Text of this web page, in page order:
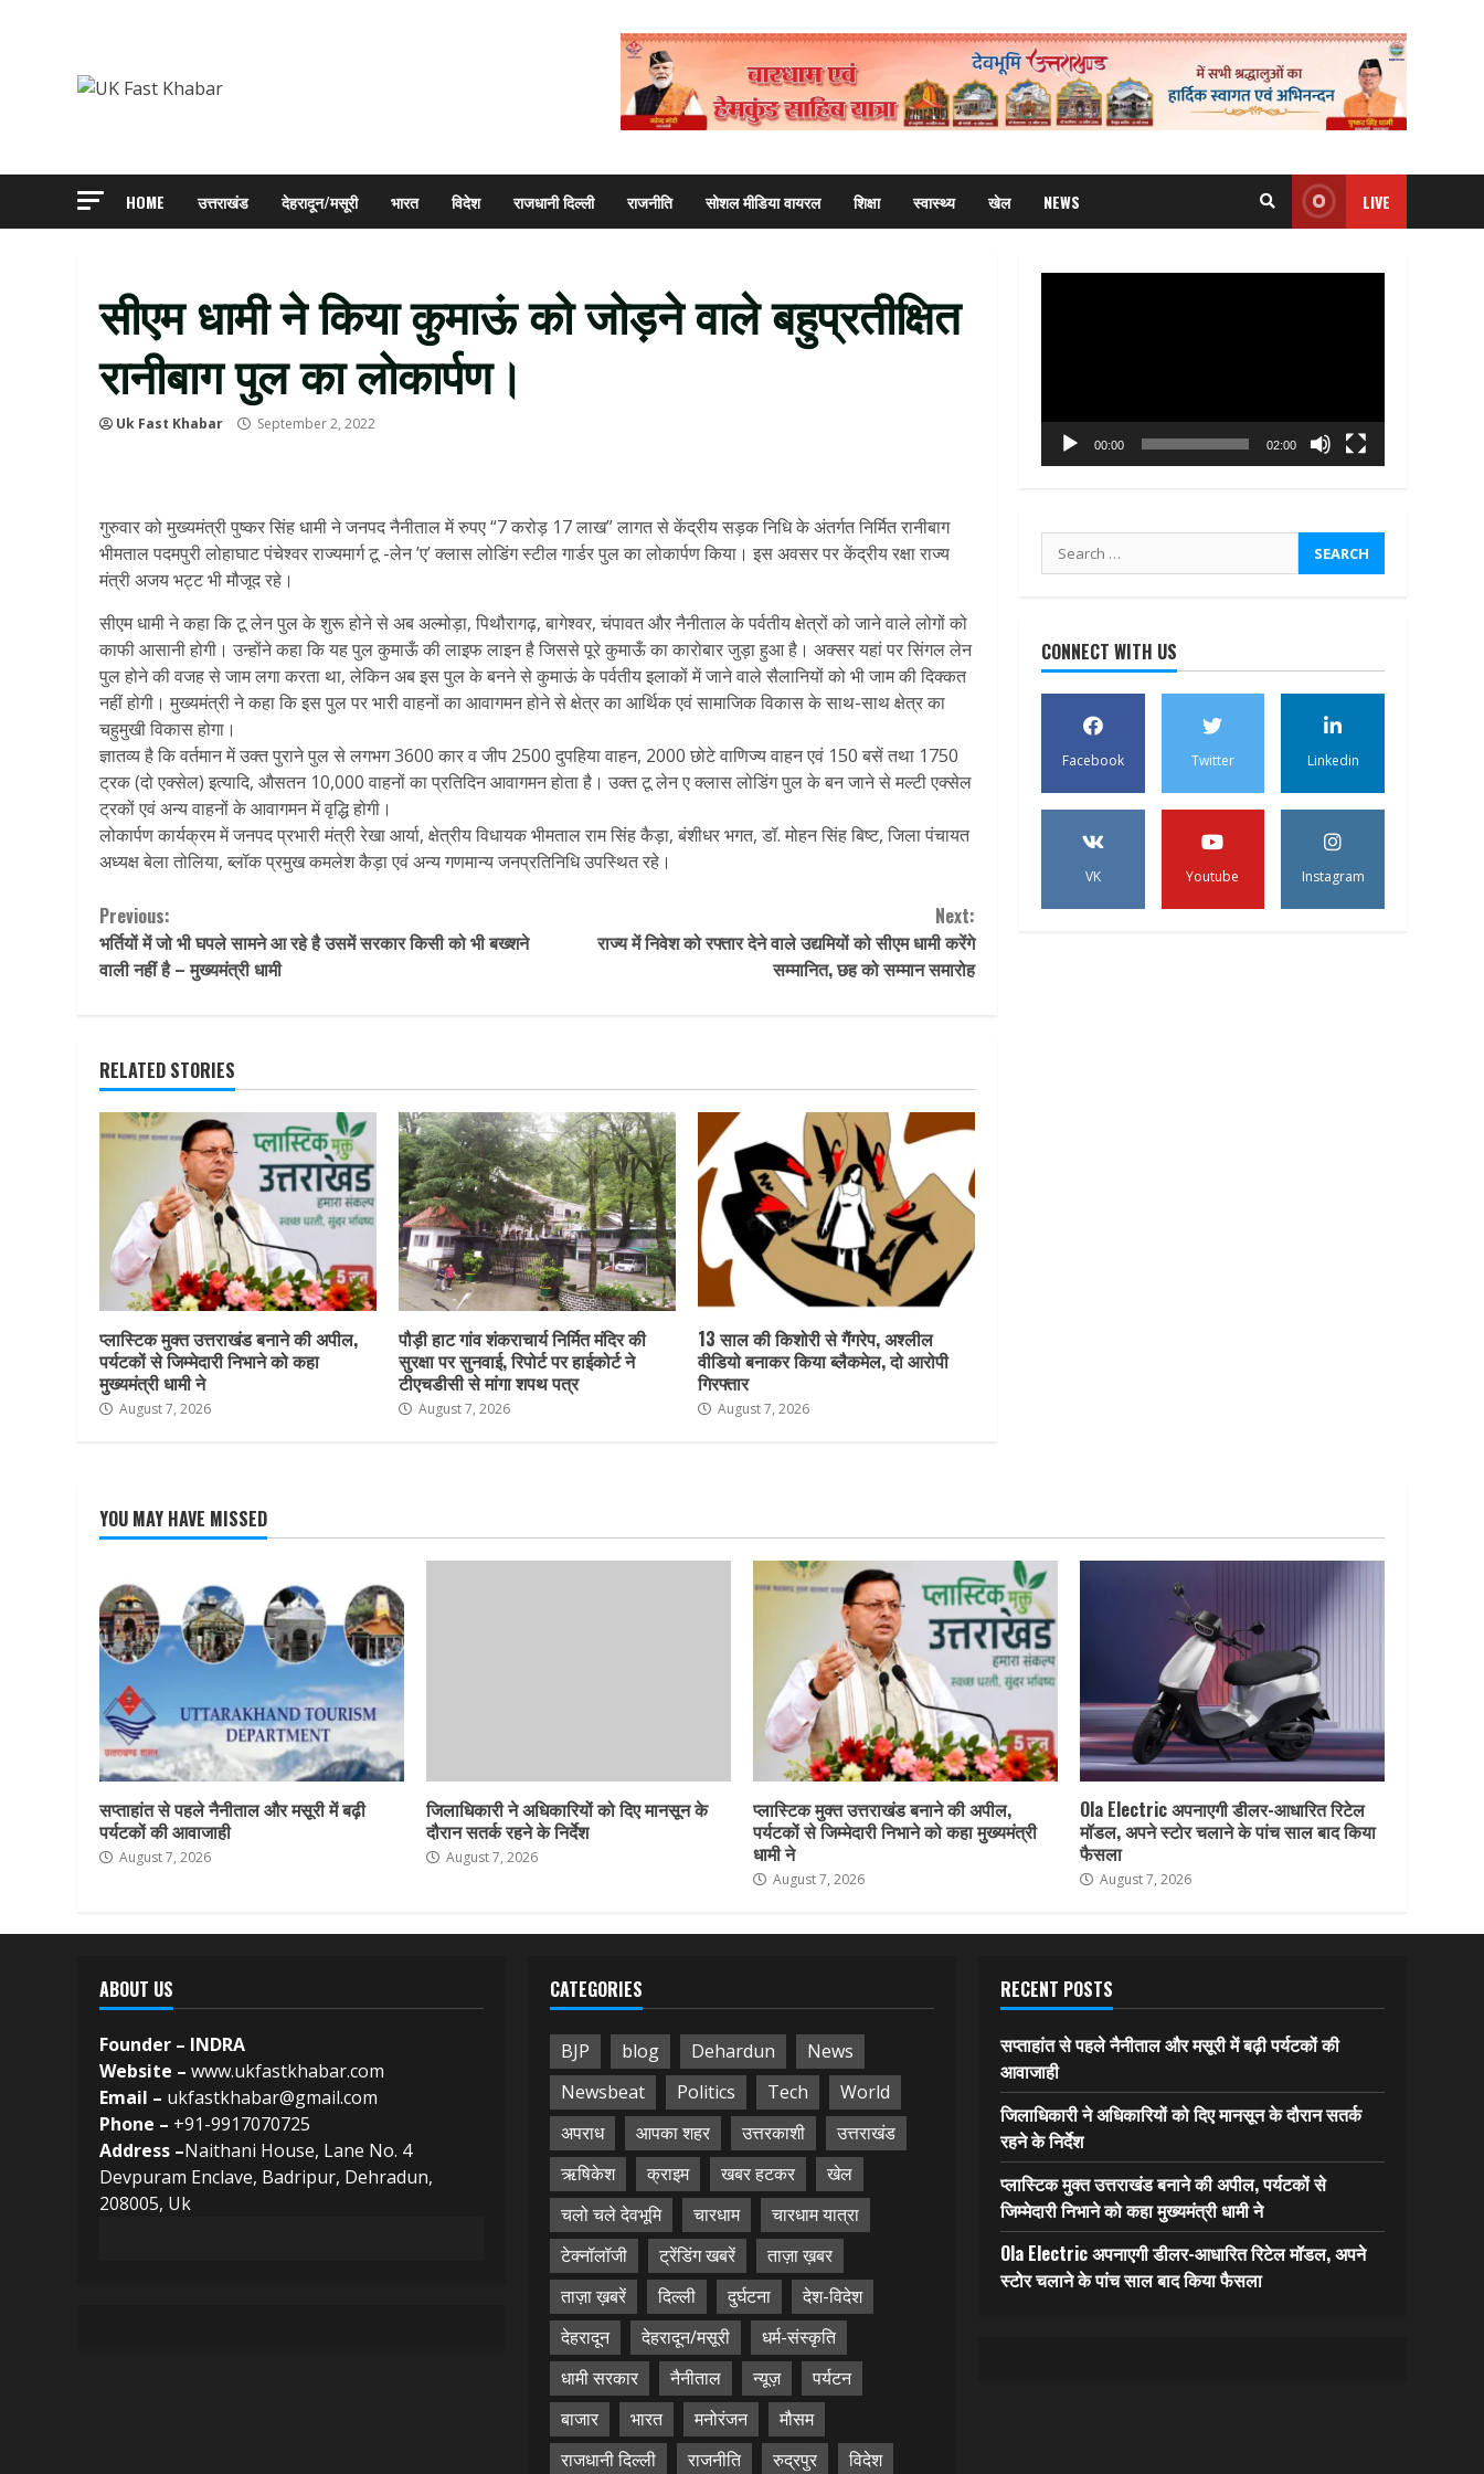
HOME उत्तराखंड देहरादून/मसूरी भारत विदेश राजधानी दिल्ली राजनीति सोशल मीडिया वायरल शिक्षा स्वास्थ्य खेल NEWS LIVE
सीएम धामी ने किया कुमाऊं को जोड़ने वाले बहुप्रतीक्षित
रानीबाग पुल का लोकार्पण।
Uk Fast Khabar September 2, 2022
गुरुवार को मुख्यमंत्री पुष्कर सिंह धामी ने जनपद नैनीताल में रुपए “7 करोड़ 17 लाख” लागत से केंद्रीय सड़क निधि के अंतर्गत निर्मित रानीबाग
भीमताल पदमपुरी लोहाघाट पंचेश्वर राज्यमार्ग टू -लेन ’ए’ क्लास लोडिंग स्टील गार्डर पुल का लोकार्पण किया। इस अवसर पर केंद्रीय रक्षा राज्य
मंत्री अजय भट्ट भी मौजूद रहे।
सीएम धामी ने कहा कि टू लेन पुल के शुरू होने से अब अल्मोड़ा, पिथौरागढ़, बागेश्वर, चंपावत और नैनीताल के पर्वतीय क्षेत्रों को जाने वाले लोगों को
काफी आसानी होगी। उन्होंने कहा कि यह पुल कुमाऊँ की लाइफ लाइन है जिससे पूरे कुमाऊँ का कारोबार जुड़ा हुआ है। अक्सर यहां पर सिंगल लेन
पुल होने की वजह से जाम लगा करता था, लेकिन अब इस पुल के बनने से कुमाऊं के पर्वतीय इलाकों में जाने वाले सैलानियों को भी जाम की दिक्कत
नहीं होगी। मुख्यमंत्री ने कहा कि इस पुल पर भारी वाहनों का आवागमन होने से क्षेत्र का आर्थिक एवं सामाजिक विकास के साथ-साथ क्षेत्र का
चहुमुखी विकास होगा।
ज्ञातव्य है कि वर्तमान में उक्त पुराने पुल से लगभग 3600 कार व जीप 2500 दुपहिया वाहन, 2000 छोटे वाणिज्य वाहन एवं 150 बसें तथा 1750
ट्रक (दो एक्सेल) इत्यादि, औसतन 10,000 वाहनों का प्रतिदिन आवागमन होता है। उक्त टू लेन ए क्लास लोडिंग पुल के बन जाने से मल्टी एक्सेल
ट्रकों एवं अन्य वाहनों के आवागमन में वृद्धि होगी।
लोकार्पण कार्यक्रम में जनपद प्रभारी मंत्री रेखा आर्या, क्षेत्रीय विधायक भीमताल राम सिंह कैड़ा, बंशीधर भगत, डॉ. मोहन सिंह बिष्ट, जिला पंचायत
अध्यक्ष बेला तोलिया, ब्लॉक प्रमुख कमलेश कैड़ा एवं अन्य गणमान्य जनप्रतिनिधि उपस्थित रहे।
Continue
Reading
Previous:
भर्तियों में जो भी घपले सामने आ रहे है उसमें सरकार किसी को भी बख्शने
वाली नहीं है – मुख्यमंत्री धामी
Next:
राज्य में निवेश को रफ्तार देने वाले उद्यमियों को सीएम धामी करेंगे
सम्मानित, छह को सम्मान समारोह
RELATED STORIES
प्लास्टिक मुक्त उत्तराखंड बनाने की अपील,
पर्यटकों से जिम्मेदारी निभाने को कहा
मुख्यमंत्री धामी ने
August 7, 2026
पौड़ी हाट गांव शंकराचार्य निर्मित मंदिर की
सुरक्षा पर सुनवाई, रिपोर्ट पर हाईकोर्ट ने
टीएचडीसी से मांगा शपथ पत्र
August 7, 2026
13 साल की किशोरी से गैंगरेप, अश्लील
वीडियो बनाकर किया ब्लैकमेल, दो आरोपी
गिरफ्तार
August 7, 2026
00:00 02:00
Search
for:
CONNECT WITH US
Facebook Twitter Linkedin
VK Youtube Instagram
YOU MAY HAVE MISSED
सप्ताहांत से पहले नैनीताल और मसूरी में बढ़ी
पर्यटकों की आवाजाही
August 7, 2026
जिलाधिकारी ने अधिकारियों को दिए मानसून के
दौरान सतर्क रहने के निर्देश
August 7, 2026
प्लास्टिक मुक्त उत्तराखंड बनाने की अपील,
पर्यटकों से जिम्मेदारी निभाने को कहा मुख्यमंत्री
धामी ने
August 7, 2026
Ola Electric अपनाएगी डीलर-आधारित रिटेल
मॉडल, अपने स्टोर चलाने के पांच साल बाद किया
फैसला
August 7, 2026
ABOUT US
Founder – INDRA
Website – www.ukfastkhabar.com
Email – ukfastkhabar@gmail.com
Phone – +91-9917070725
Address –Naithani House, Lane No. 4
Devpuram Enclave, Badripur, Dehradun,
208005, Uk
CATEGORIES
BJP blog Dehardun
News
Newsbeat
Politics Tech
World
अपराध
आपका शहर उत्तरकाशी
उत्तराखंड
ऋषिकेश
क्राइम खबर हटकर
खेल
चलो चले देवभूमि
चारधाम
चारधाम यात्रा
टेक्नॉलॉजी
ट्रेंडिंग खबरें
ताज़ा ख़बर
ताज़ा ख़बरें
दिल्ली दुर्घटना
देश-विदेश
देहरादून
देहरादून/मसूरी
धर्म-संस्कृति
धामी सरकार
नैनीताल न्यूज़
पर्यटन
बाजार
भारत मनोरंजन
मौसम
राजधानी दिल्ली
राजनीति रुद्रपुर विदेश
RECENT POSTS
सप्ताहांत से पहले नैनीताल और मसूरी में बढ़ी पर्यटकों की
आवाजाही
जिलाधिकारी ने अधिकारियों को दिए मानसून के दौरान सतर्क
रहने के निर्देश
प्लास्टिक मुक्त उत्तराखंड बनाने की अपील, पर्यटकों से
जिम्मेदारी निभाने को कहा मुख्यमंत्री धामी ने
Ola Electric अपनाएगी डीलर-आधारित रिटेल मॉडल, अपने
स्टोर चलाने के पांच साल बाद किया फैसला